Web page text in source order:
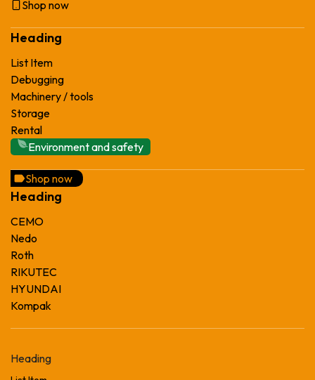
Shop now
Heading
List Item
Debugging
Machinery / tools
Storage
Rental
Environment and safety
Shop now
Heading
CEMO
Nedo
Roth
RIKUTEC
HYUNDAI
Kompak
Heading